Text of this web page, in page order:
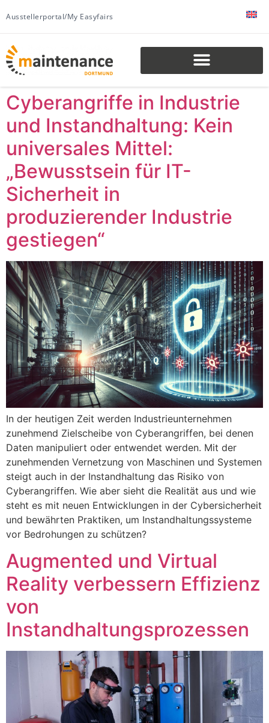
Ausstellerportal/My Easyfairs
Cyberangriffe in Industrie
und Instandhaltung: Kein
universales Mittel:
„Bewusstsein für IT-
Sicherheit in
produzierender Industrie
gestiegen“
In der heutigen Zeit werden Industrieunternehmen
zunehmend Zielscheibe von Cyberangriffen, bei denen
Daten manipuliert oder entwendet werden. Mit der
zunehmenden Vernetzung von Maschinen und Systemen
steigt auch in der Instandhaltung das Risiko von
Cyberangriffen. Wie aber sieht die Realität aus und wie
steht es mit neuen Entwicklungen in der Cybersicherheit
und bewährten Praktiken, um Instandhaltungssysteme
vor Bedrohungen zu schützen?
Augmented und Virtual
Reality verbessern Effizienz
von
Instandhaltungsprozessen